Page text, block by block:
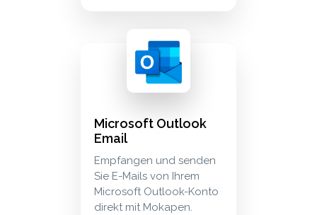
microsoft outlook email empfangen und
communication
Microsoft Outlook
Email
Empfangen und senden
Sie E-Mails von Ihrem
Microsoft Outlook-Konto
direkt mit Mokapen.